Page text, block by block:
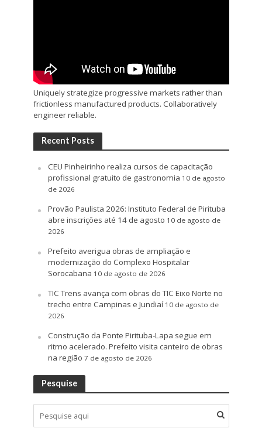
Uniquely strategize progressive markets rather than
frictionless manufactured products. Collaboratively
engineer reliable.
Recent Posts
CEU Pinheirinho realiza cursos de capacitação
profissional gratuito de gastronomia 10 de agosto
de 2026
Provão Paulista 2026: Instituto Federal de Pirituba
abre inscrições até 14 de agosto 10 de agosto de
2026
Prefeito averigua obras de ampliação e
modernização do Complexo Hospitalar
Sorocabana 10 de agosto de 2026
TIC Trens avança com obras do TIC Eixo Norte no
trecho entre Campinas e Jundiaí 10 de agosto de
2026
Construção da Ponte Pirituba-Lapa segue em
ritmo acelerado. Prefeito visita canteiro de obras
na região 7 de agosto de 2026
Pesquise